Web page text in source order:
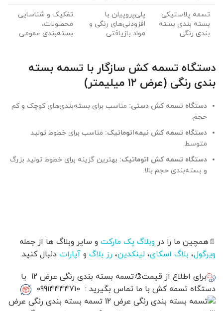
تسمه پلاستیکی
بسته بندی بسته
بندی رنگی
پلی‌پروپیلن با
افزودنی‌های رنگی و
مواد بازیافتی
تفکیک و شناسایی
محصولات،
بسته‌بندی عمومی
دستگاه تسمه کش سازگار با تسمه بسته
بندی رنگی (عرض ۱۲ میلیمتر)
دستگاه تسمه کش دستی: مناسب برای بسته‌بندی‌های کوچک و کم
حجم.
دستگاه تسمه کش نیمه‌اتوماتیک: مناسب برای خطوط تولید
متوسط.
دستگاه تسمه کش اتوماتیک: بهترین گزینه برای خطوط تولید بزرگ
و بسته‌بندی حجم بالا.
📄همچین ما را در وبلاگ پک مارکت و سایر وبلاگ ها از جمله
ویرگول، بلاگ اسکای، لینکدین، رز بلاگ و آپارات دنبال کنید.
برای اطلاع از قیمت🎨تسمه بسته بندی رنگی عرض 12 یا
دستگاه تسمه کش با ما تماس بگیرید : 09914444710